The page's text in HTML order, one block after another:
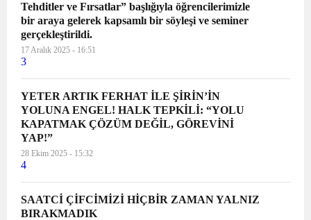
Tehditler ve Fırsatlar” başlığıyla öğrencilerimizle
bir araya gelerek kapsamlı bir söyleşi ve seminer
gerçekleştirildi.
17 Aralık 2025 - 16:51
3
YETER ARTIK FERHAT İLE ŞİRİN’İN
YOLUNA ENGEL! HALK TEPKİLİ: “YOLU
KAPATMAK ÇÖZÜM DEĞİL, GÖREVİNİ
YAP!”
28 Ekim 2025 - 15:32
4
SAATCİ ÇİFCİMİZİ HİÇBİR ZAMAN YALNIZ
BIRAKMADIK